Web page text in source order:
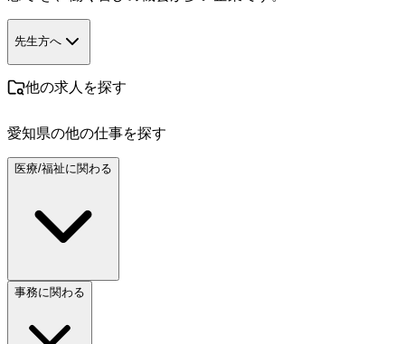
先生方へ
他の求人を探す
愛知県の他の仕事を探す
医療/福祉に関わる
事務に関わる